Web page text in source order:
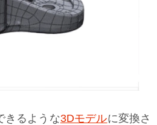
きるような3Dモデルに変換さ